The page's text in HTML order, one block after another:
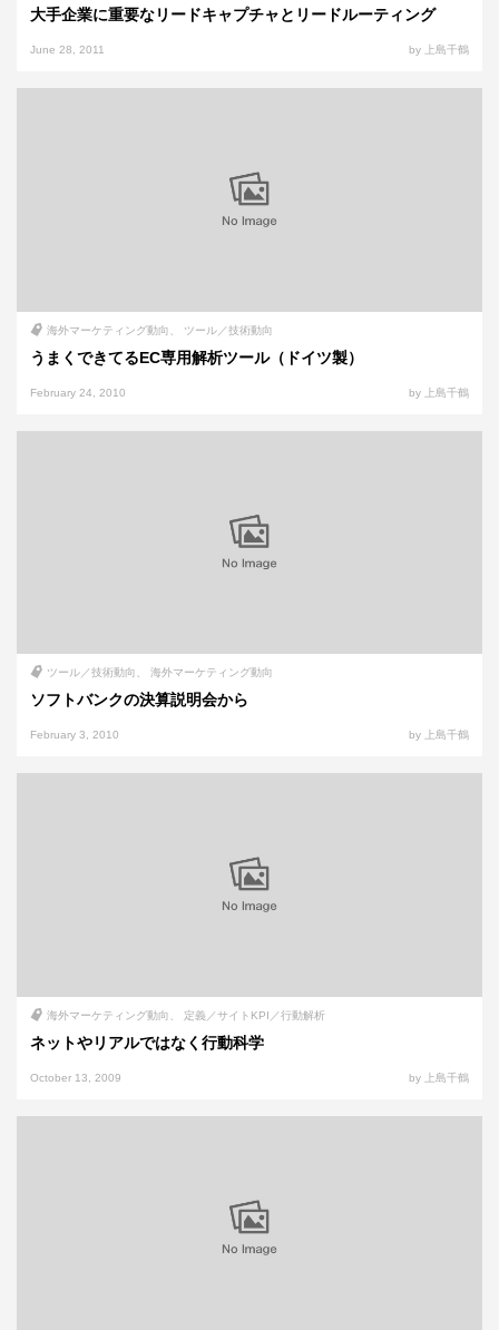
大手企業に重要なリードキャプチャとリードルーティング
June 28, 2011 by 上島千鶴
海外マーケティング動向 ツール／技術動向
うまくできてるEC専用解析ツール（ドイツ製）
February 24, 2010 by 上島千鶴
ツール／技術動向 海外マーケティング動向
ソフトバンクの決算説明会から
February 3, 2010 by 上島千鶴
海外マーケティング動向 定義／サイトKPI／行動解析
ネットやリアルではなく行動科学
October 13, 2009 by 上島千鶴